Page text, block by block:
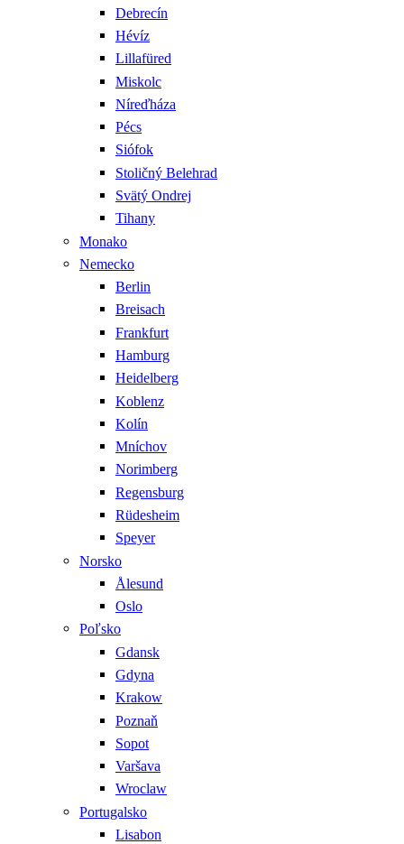
Debrecín
Hévíz
Lillafüred
Miskolc
Níreďháza
Pécs
Siófok
Stoličný Belehrad
Svätý Ondrej
Tihany
Monako
Nemecko
Berlin
Breisach
Frankfurt
Hamburg
Heidelberg
Koblenz
Kolín
Mníchov
Norimberg
Regensburg
Rüdesheim
Speyer
Norsko
Ålesund
Oslo
Poľsko
Gdansk
Gdyna
Krakow
Poznaň
Sopot
Varšava
Wroclaw
Portugalsko
Lisabon